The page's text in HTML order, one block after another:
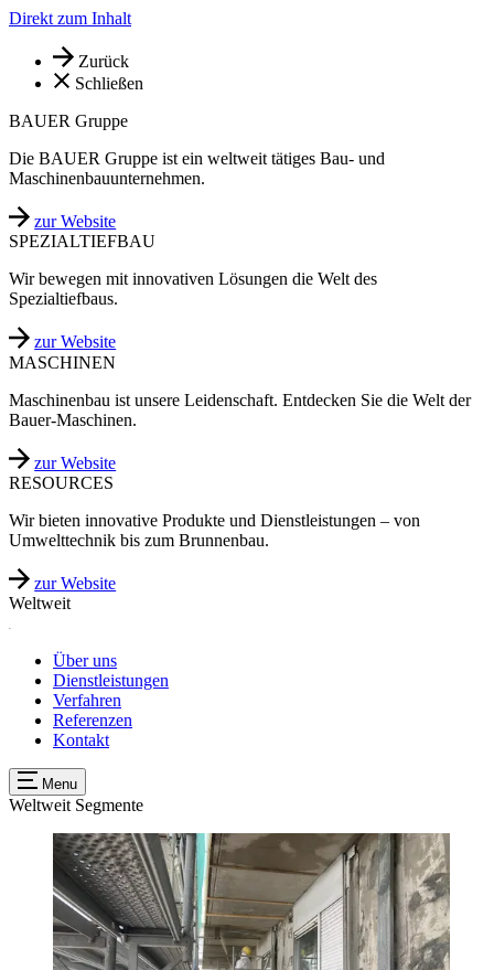
Direkt zum Inhalt
Zurück
Schließen
BAUER Gruppe
Die BAUER Gruppe ist ein weltweit tätiges Bau- und
Maschinenbauunternehmen.
zur Website
SPEZIALTIEFBAU
Wir bewegen mit innovativen Lösungen die Welt des
Spezialtiefbaus.
zur Website
MASCHINEN
Maschinenbau ist unsere Leidenschaft. Entdecken Sie die Welt der
Bauer-Maschinen.
zur Website
RESOURCES
Wir bieten innovative Produkte und Dienstleistungen – von
Umwelttechnik bis zum Brunnenbau.
zur Website
Weltweit
Über uns
Dienstleistungen
Verfahren
Referenzen
Kontakt
Menu
Weltweit Segmente